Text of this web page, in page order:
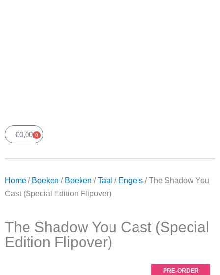
€0,00 0
Winkelwagen
Home / Boeken / Boeken /Taal / Engels / The Shadow You
Cast (Special Edition Flipover)
The Shadow You Cast (Special
Edition Flipover)
PRE-ORDER